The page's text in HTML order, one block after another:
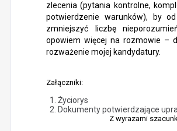
zlecenia (pytania kontrolne,
potwierdzenie warunków), by
zmniejszyć liczbę
opowiem więcej na rozmowie –
rozważenie mojej kandydatury.
Załączniki:
Życiorys
Dokumenty potwierdzające
Z wyrazami